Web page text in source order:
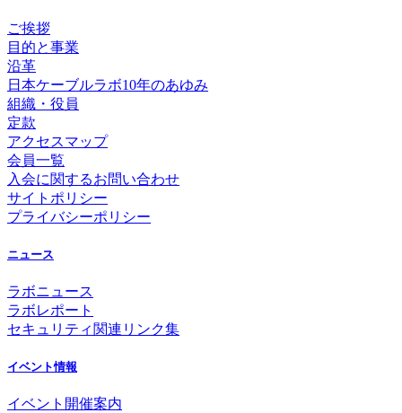
ご挨拶
目的と事業
沿革
日本ケーブルラボ10年のあゆみ
組織・役員
定款
アクセスマップ
会員一覧
入会に関するお問い合わせ
サイトポリシー
プライバシーポリシー
ニュース
ラボニュース
ラボレポート
セキュリティ関連リンク集
イベント情報
イベント開催案内